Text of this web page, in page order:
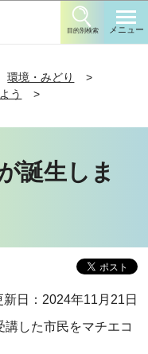
目的別検索 メニュー
環境・みどり
う
誕生しま
新日：2024年11月21日
講した市民をマチエコ